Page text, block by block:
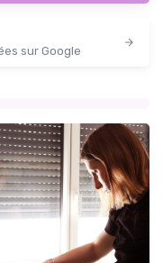
sur Google